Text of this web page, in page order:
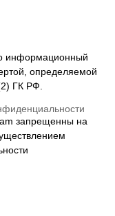
информационный
определяемой
ГК РФ.
запрещенны на